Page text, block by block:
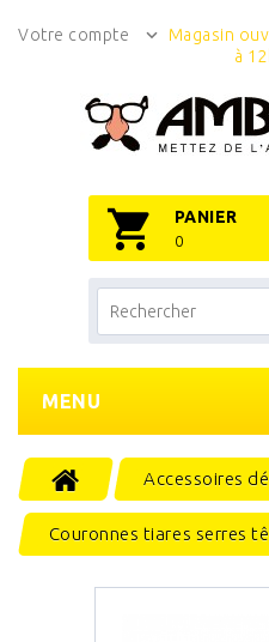
Votre compte
Magasin
à
PANIER
0
MENU
Accessoires
Couronnes tiares serres